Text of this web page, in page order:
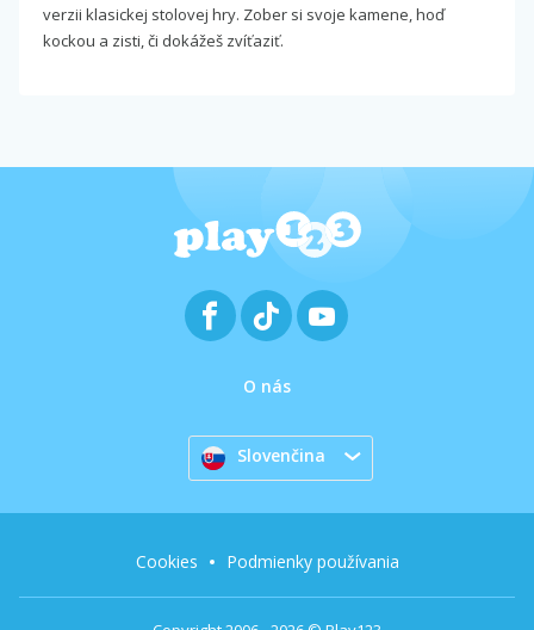
verzii klasickej stolovej hry. Zober si svoje kamene, hoď
kockou a zisti, či dokážeš zvíťaziť.
O nás
Slovenčina
Cookies Podmienky používania